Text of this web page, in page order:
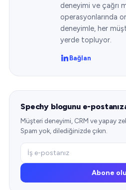
deneyimi ve çağrı
operasyonlarında
deneyimle, her
yerde topluyor.
Bağlan
Spechy blogunu e-
Müşteri deneyimi, CRM ve yapay
Spam yok, dilediğinizde çıkın.
Abone